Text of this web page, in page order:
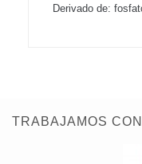
Derivado de:
TRABAJAMOS